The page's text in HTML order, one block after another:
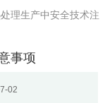
理生产中安全技术注
事项
02